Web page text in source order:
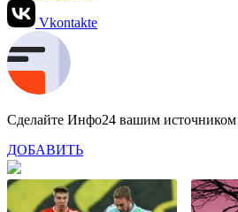
Vkontakte
Сделайте Инфо24 вашим
ДОБАВИТЬ